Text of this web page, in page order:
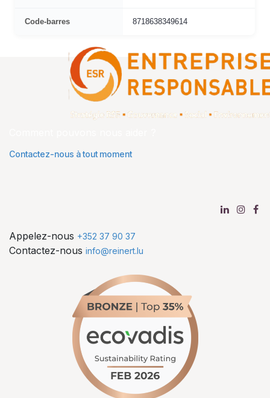
Code-barres 8718638349614
Contactez-nous à tout moment
Appelez-nous +352 37 90 37
Contactez-nous info@reinert.lu